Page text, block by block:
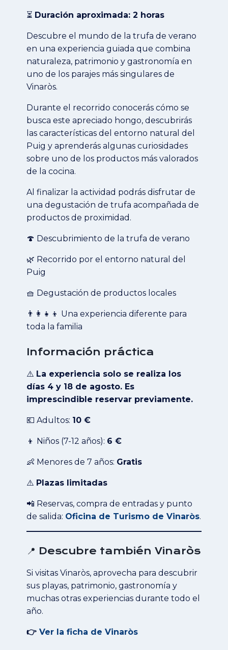
⏳ Duración aproximada: 2 horas
Descubre el mundo de la trufa de verano
en una experiencia guiada que combina
naturaleza, patrimonio y gastronomía en
uno de los parajes más singulares de
Vinaròs.
Durante el recorrido conocerás cómo se
busca este apreciado hongo, descubrirás
las características del entorno natural del
Puig y aprenderás algunas curiosidades
sobre uno de los productos más valorados
de la cocina.
Al finalizar la actividad podrás disfrutar de
una degustación de trufa acompañada de
productos de proximidad.
🍄 Descubrimiento de la trufa de verano
🌿 Recorrido por el entorno natural del
Puig
🧺 Degustación de productos locales
👨‍👩‍👧‍👦 Una experiencia diferente para
toda la familia
Información práctica
⚠️ La experiencia solo se realiza los
días 4 y 18 de agosto. Es
imprescindible reservar previamente.
💶 Adultos: 10 €
👦 Niños (7-12 años): 6 €
👶 Menores de 7 años: Gratis
⚠️ Plazas limitadas
📲 Reservas, compra de entradas y punto
de salida: Oficina de Turismo de Vinaròs.
📍 Descubre también Vinaròs
Si visitas Vinaròs, aprovecha para descubrir
sus playas, patrimonio, gastronomía y
muchas otras experiencias durante todo el
año.
👉 Ver la ficha de Vinaròs